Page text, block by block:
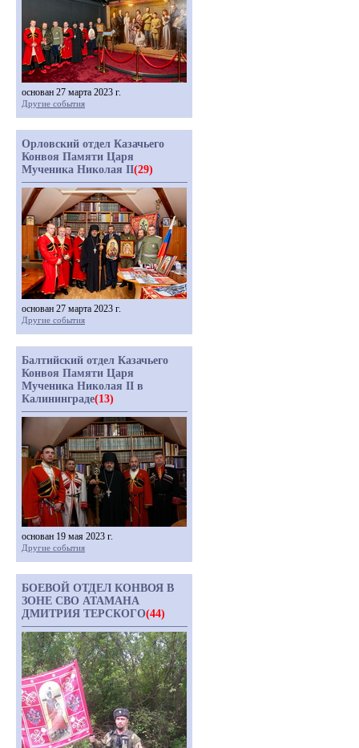
основан 27 марта 2023 г.
Другие события
Орловский отдел Казачьего
Конвоя Памяти Царя
Мученика Николая II(29)
основан 27 марта 2023 г.
Другие события
Балтийский отдел Казачьего
Конвоя Памяти Царя
Мученика Николая II в
Калининграде(13)
основан 19 мая 2023 г.
Другие события
БОЕВОЙ ОТДЕЛ КОНВОЯ В
ЗОНЕ СВО АТАМАНА
ДМИТРИЯ ТЕРСКОГО(44)